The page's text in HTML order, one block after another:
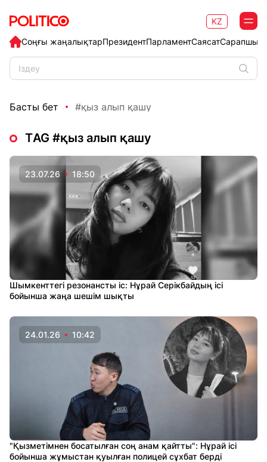
Соңғы жаңалықтарПрезидентПарламентСаясат
KZ
Басты бет #қыз алып қашу
ТAG #қыз алып қашу
23.07.26 18:50
Шымкенттегі резонансты іс: Нұрай Серікбайдың ісі
бойынша жаңа шешім шықты
24.01.26 10:42
"Қызметімнен босатылған соң анам қайтты": Нұрай ісі
бойынша жұмыстан қуылған полицей сұхбат берді